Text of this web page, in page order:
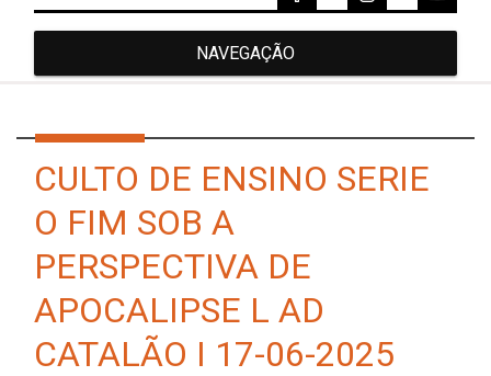
NAVEGAÇÃO
CULTO DE ENSINO SERIE
O FIM SOB A
PERSPECTIVA DE
APOCALIPSE L AD
CATALÃO I 17-06-2025